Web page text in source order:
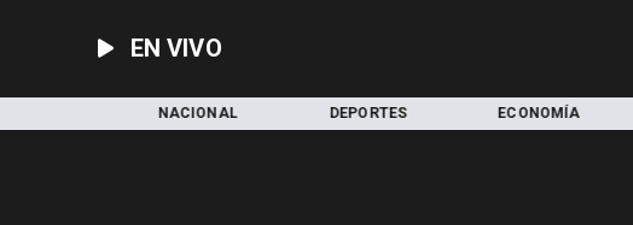
EN VIVO
DEPORTES ECONOMÍA CULTURA